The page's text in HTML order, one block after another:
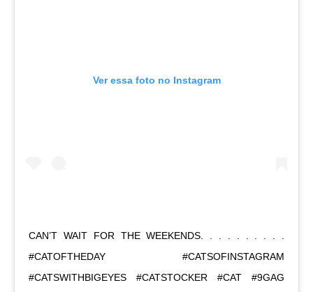
Ver essa foto no Instagram
CAN’T WAIT FOR THE WEEKENDS. . . . . . . . . .
#CATOFTHEDAY #CATSOFINSTAGRAM
#CATSWITHBIGEYES #CATSTOCKER #CAT #9GAG